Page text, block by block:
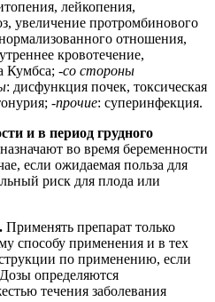
лейкопения,
увеличение протромбинового
отношения,
кровотечение,
Кумбса; -со стороны
: дисфункция почек, токсическая
-прочие: суперинфекция.
и в период грудного
назначают во время беременности
если ожидаемая польза для
риск для плода или
Применять препарат только
способу применения и в тех
по применению, если
определяются
течения заболевания